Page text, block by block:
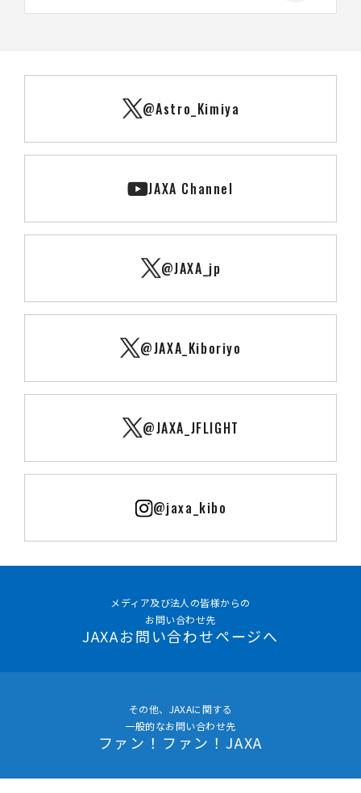
@Astro_Kimiya
JAXA Channel
@JAXA_jp
@JAXA_Kiboriyo
@JAXA_JFLIGHT
@jaxa_kibo
メディア及び法人の皆様からの
お問い合わせ先
JAXAお問い合わせページへ
その他、JAXAに関する
一般的なお問い合わせ先
ファン！ファン！JAXA